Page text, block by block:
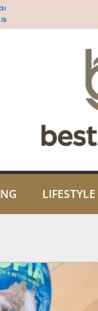
LIFESTYLE